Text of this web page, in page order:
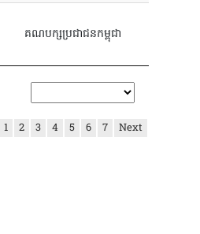
គណបក្សប្រជាជនកម្ពុជា
1 2 3 4 5 6 7 Next